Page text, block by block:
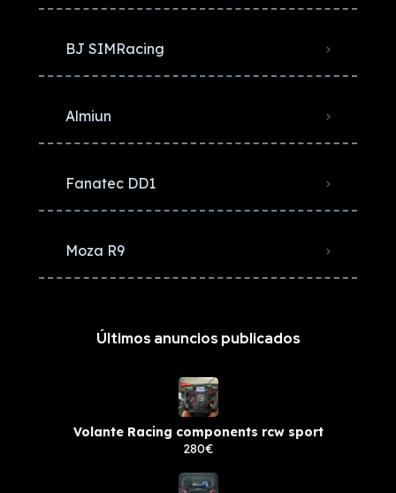
BJ SIMRacing
Almiun
Fanatec DD1
Moza R9
Últimos anuncios publicados
Volante Racing components rcw sport
280€